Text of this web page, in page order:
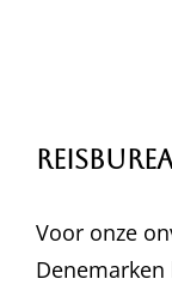
Voor onze